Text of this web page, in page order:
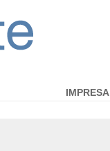
IMPRESA